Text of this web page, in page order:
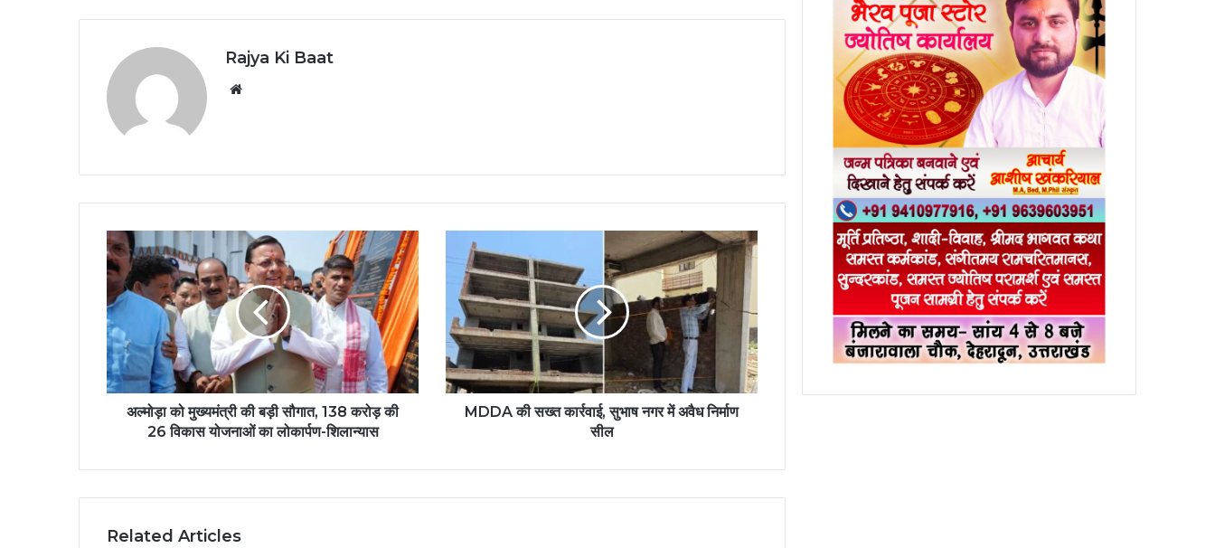
Rajya Ki Baat
अल्मोड़ा को मुख्यमंत्री की बड़ी सौगात, 138 करोड़ की
26 विकास योजनाओं का लोकार्पण-शिलान्यास
MDDA की सख्त कार्रवाई, सुभाष नगर में अवैध निर्माण
सील
Related Articles